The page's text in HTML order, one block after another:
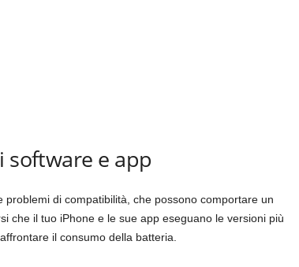
software e app
di compatibilità, che possono comportare un
che il tuo iPhone e le sue app eseguano le versioni più
il consumo della batteria.